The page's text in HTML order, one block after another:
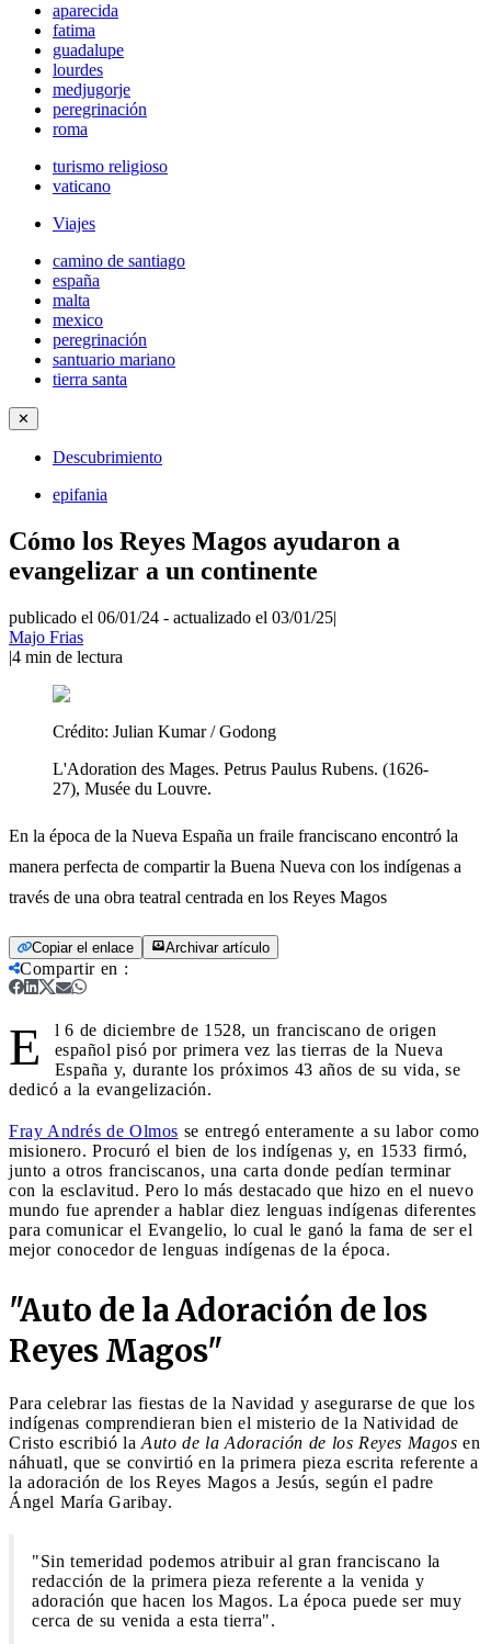
aparecida
fatima
guadalupe
lourdes
medjugorje
peregrinación
roma
turismo religioso
vaticano
Viajes
camino de santiago
españa
malta
mexico
peregrinación
santuario mariano
tierra santa
✕
Descubrimiento
epifania
Cómo los Reyes Magos ayudaron a
evangelizar a un continente
publicado el 06/01/24 - actualizado el 03/01/25|
Majo Frias
|4 min de lectura
Crédito: Julian Kumar / Godong
L'Adoration des Mages. Petrus Paulus Rubens. (1626-
27), Musée du Louvre.
En la época de la Nueva España un fraile franciscano encontró la
manera perfecta de compartir la Buena Nueva con los indígenas a
través de una obra teatral centrada en los Reyes Magos
Copiar el enlace Archivar artículo
Compartir en :
E
l 6 de diciembre de 1528, un franciscano de origen
español pisó por primera vez las tierras de la Nueva
España y, durante los próximos 43 años de su vida, se
dedicó a la evangelización.
Fray Andrés de Olmos se entregó enteramente a su labor como
misionero. Procuró el bien de los indígenas y, en 1533 firmó,
junto a otros franciscanos, una carta donde pedían terminar
con la esclavitud. Pero lo más destacado que hizo en el nuevo
mundo fue aprender a hablar diez lenguas indígenas diferentes
para comunicar el Evangelio, lo cual le ganó la fama de ser el
mejor conocedor de lenguas indígenas de la época.
"Auto de la Adoración de los
Reyes Magos"
Para celebrar las fiestas de la Navidad y asegurarse de que los
indígenas comprendieran bien el misterio de la Natividad de
Cristo escribió la Auto de la Adoración de los Reyes Magos en
náhuatl, que se convirtió en la primera pieza escrita referente a
la adoración de los Reyes Magos a Jesús, según el padre
Ángel María Garibay.
"Sin temeridad podemos atribuir al gran franciscano la
redacción de la primera pieza referente a la venida y
adoración que hacen los Magos. La época puede ser muy
cerca de su venida a esta tierra".